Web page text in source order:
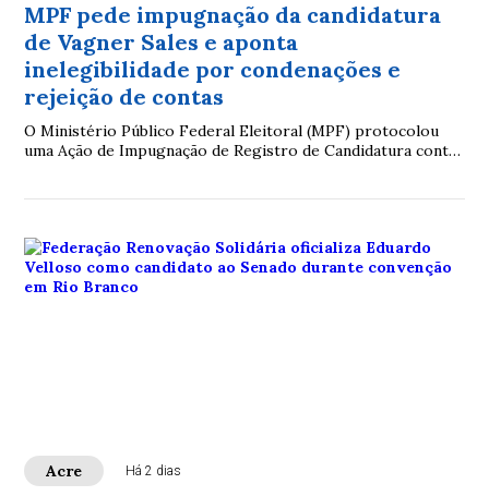
MPF pede impugnação da candidatura
de Vagner Sales e aponta
inelegibilidade por condenações e
rejeição de contas
O Ministério Público Federal Eleitoral (MPF) protocolou
uma Ação de Impugnação de Registro de Candidatura contra
Acre Há 2 dias